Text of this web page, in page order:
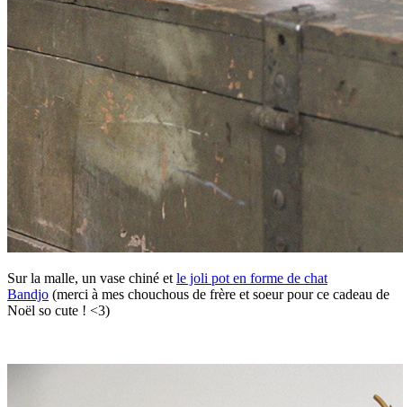
Sur la malle, un vase chiné etle joli pot en forme de chat
Bandjo (merci à mes chouchous de frère et soeur pour ce cadeau de
Noël so cute ! <3)